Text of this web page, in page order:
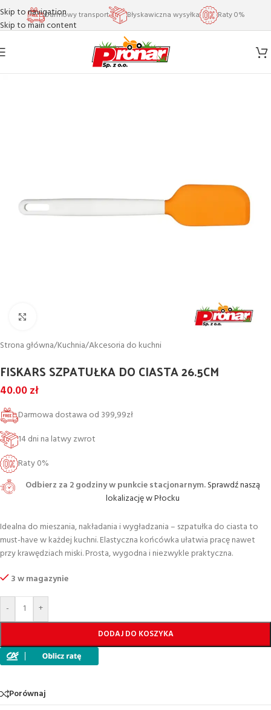
Skip to navigation
Skip to main content
Darmowy transport Błyskawiczna wysyłka Raty 0%
Strona główna/Kuchnia/Akcesoria do kuchni
FISKARS SZPATUŁKA DO CIASTA 26.5CM
40.00zł
Darmowa dostawa od 399,99zł
14 dni na latwy zwrot
Raty 0%
Odbierz za 2 godziny w punkcie stacjonarnym.Sprawdź naszą
lokalizację w Płocku
Idealna do mieszania, nakładania i wygładzania – szpatułka do ciasta to
must-have w każdej kuchni. Elastyczna końcówka ułatwia pracę nawet
przy krawędziach miski. Prosta, wygodna i niezwykle praktyczna.
3 w magazynie
- +
DODAJ DO KOSZYKA
Porównaj